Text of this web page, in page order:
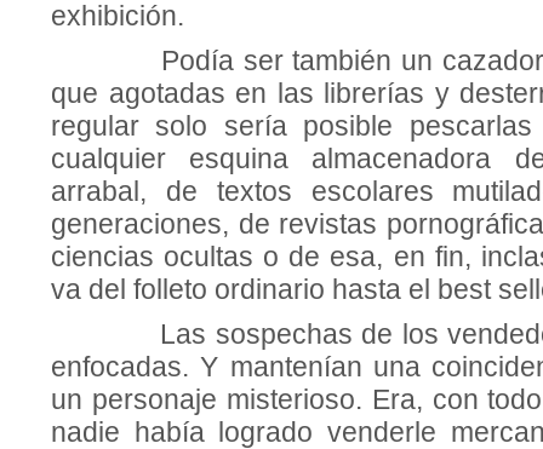
exhibición.
Podía ser también un cazador
que agotadas en las librerías y
regular solo sería posible
cualquier esquina almacenadora
arrabal, de textos escolares
generaciones, de revistas
ciencias ocultas o de esa, en fin,
va del folleto ordinario hasta el best
Las sospechas de los
enfo­cadas. Y mantenían una
un personaje misterioso. Era, con
nadie había logrado venderle